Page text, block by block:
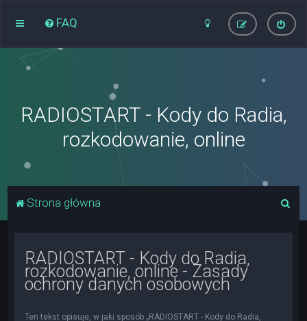
FAQ
RADIOSTART - Kody do Radia,
rozkodowanie, online
Strona główna
RADIOSTART - Kody do Radia,
rozkodowanie, online - Zasady
ochrony danych osobowych
Ten tekst opisuje, w jaki sposób „RADIOSTART - Kody do Radia,